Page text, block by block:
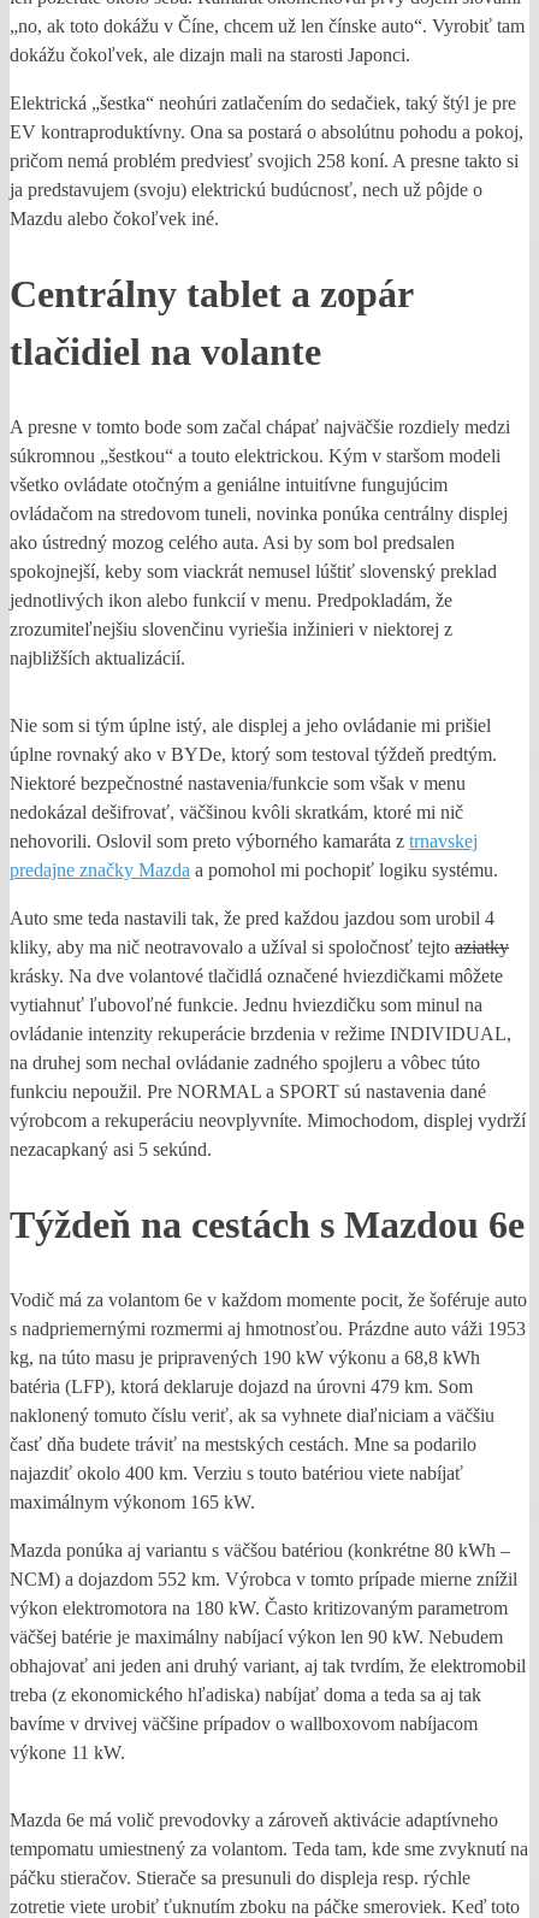
„no, ak toto dokážu v Číne, chcem už len čínske auto“. Vyrobiť tam
dokážu čokoľvek, ale dizajn mali na starosti Japonci.
Elektrická „šestka“ neohúri zatlačením do sedačiek, taký štýl je pre
EV kontraproduktívny. Ona sa postará o absolútnu pohodu a pokoj,
pričom nemá problém predviesť svojich 258 koní. A presne takto si
ja predstavujem (svoju) elektrickú budúcnosť, nech už pôjde o
Mazdu alebo čokoľvek iné.
Centrálny tablet a zopár
tlačidiel na volante
A presne v tomto bode som začal chápať najväčšie rozdiely medzi
súkromnou „šestkou“ a touto elektrickou. Kým v staršom modeli
všetko ovládate otočným a geniálne intuitívne fungujúcim
ovládačom na stredovom tuneli, novinka ponúka centrálny displej
ako ústredný mozog celého auta. Asi by som bol predsalen
spokojnejší, keby som viackrát nemusel lúštiť slovenský preklad
jednotlivých ikon alebo funkcií v menu. Predpokladám, že
zrozumiteľnejšiu slovenčinu vyriešia inžinieri v niektorej z
najbližších aktualizácií.
Nie som si tým úplne istý, ale displej a jeho ovládanie mi prišiel
úplne rovnaký ako v BYDe, ktorý som testoval týždeň predtým.
Niektoré bezpečnostné nastavenia/funkcie som však v menu
nedokázal dešifrovať, väčšinou kvôli skratkám, ktoré mi nič
nehovorili. Oslovil som preto výborného kamaráta z trnavskej
predajne značky Mazda a pomohol mi pochopiť logiku systému.
Auto sme teda nastavili tak, že pred každou jazdou som urobil 4
kliky, aby ma nič neotravovalo a užíval si spoločnosť tejto aziatky
krásky. Na dve volantové tlačidlá označené hviezdičkami môžete
vytiahnuť ľubovoľné funkcie. Jednu hviezdičku som minul na
ovládanie intenzity rekuperácie brzdenia v režime INDIVIDUAL,
na druhej som nechal ovládanie zadného spojleru a vôbec túto
funkciu nepoužil. Pre NORMAL a SPORT sú nastavenia dané
výrobcom a rekuperáciu neovplyvníte. Mimochodom, displej vydrží
nezacapkaný asi 5 sekúnd.
Týždeň na cestách s Mazdou 6e
Vodič má za volantom 6e v každom momente pocit, že šoféruje auto
s nadpriemernými rozmermi aj hmotnosťou. Prázdne auto váži 1953
kg, na túto masu je pripravených 190 kW výkonu a 68,8 kWh
batéria (LFP), ktorá deklaruje dojazd na úrovni 479 km. Som
naklonený tomuto číslu veriť, ak sa vyhnete diaľniciam a väčšiu
časť dňa budete tráviť na mestských cestách. Mne sa podarilo
najazdiť okolo 400 km. Verziu s touto batériou viete nabíjať
maximálnym výkonom 165 kW.
Mazda ponúka aj variantu s väčšou batériou (konkrétne 80 kWh –
NCM) a dojazdom 552 km. Výrobca v tomto prípade mierne znížil
výkon elektromotora na 180 kW. Často kritizovaným parametrom
väčšej batérie je maximálny nabíjací výkon len 90 kW. Nebudem
obhajovať ani jeden ani druhý variant, aj tak tvrdím, že elektromobil
treba (z ekonomického hľadiska) nabíjať doma a teda sa aj tak
bavíme v drvivej väčšine prípadov o wallboxovom nabíjacom
výkone 11 kW.
Mazda 6e má volič prevodovky a zároveň aktivácie adaptívneho
tempomatu umiestnený za volantom. Teda tam, kde sme zvyknutí na
páčku stieračov. Stierače sa presunuli do displeja resp. rýchle
zotretie viete urobiť ťuknutím zboku na páčke smeroviek. Keď toto